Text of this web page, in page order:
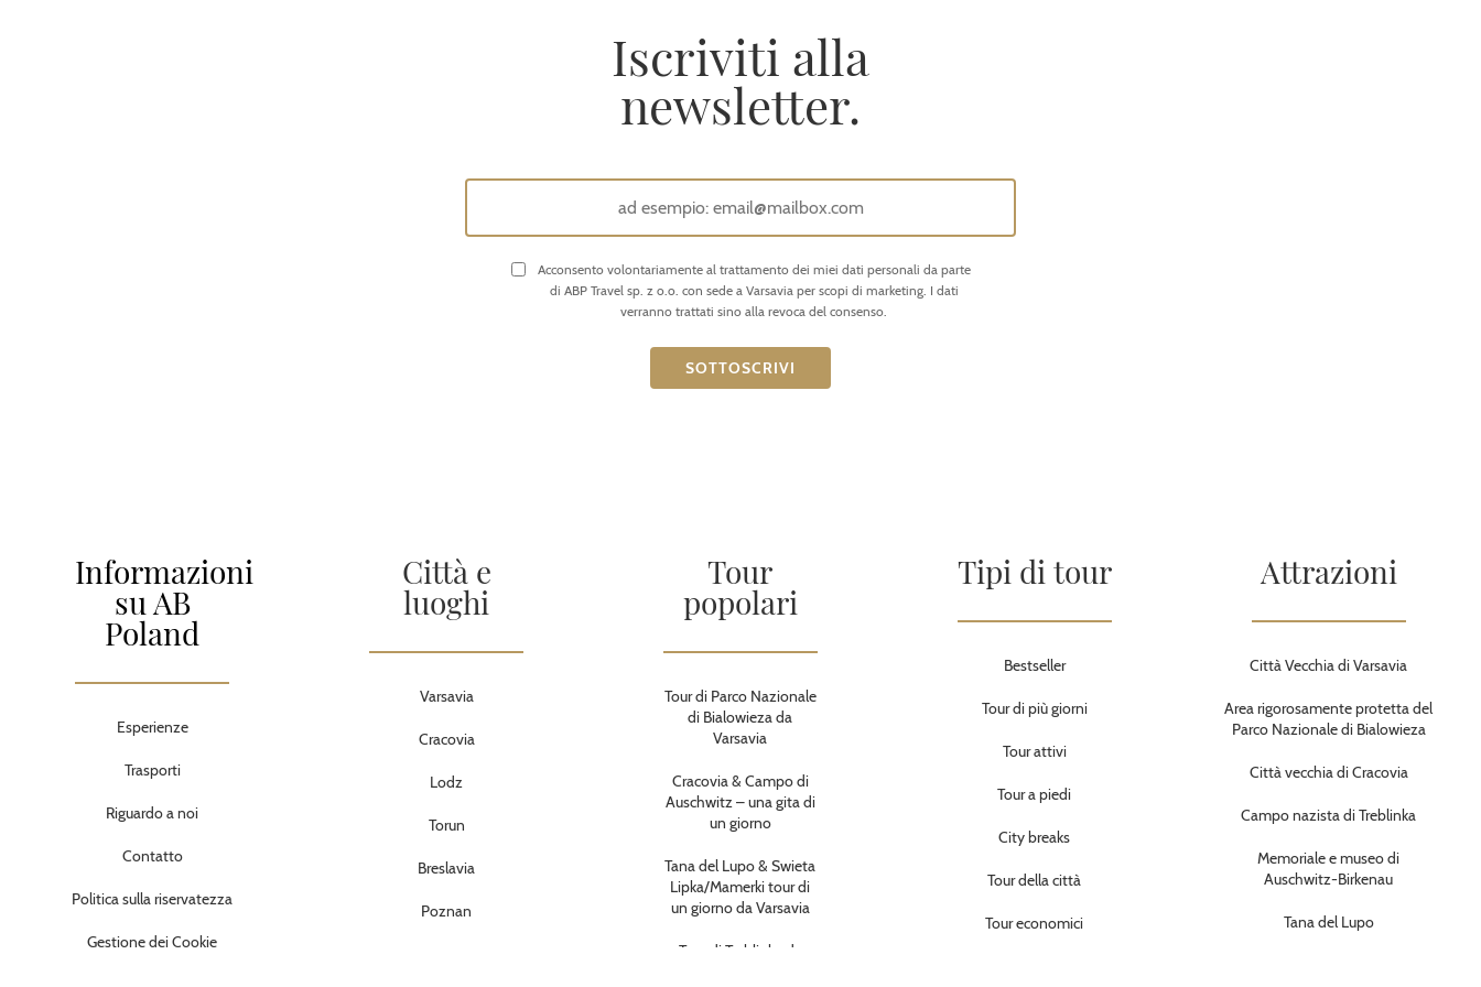
Iscriviti alla
newsletter.
Acconsento volontariamente al trattamento dei miei dati personali da parte
di ABP Travel sp. z o.o. con sede a Varsavia per scopi di marketing. I dati
verranno trattati sino alla revoca del consenso.
Informazioni
su AB
Poland
Esperienze
Trasporti
Riguardo a noi
Contatto
Politica sulla riservatezza
Gestione dei Cookie
Città e
luoghi
Varsavia
Cracovia
Lodz
Torun
Breslavia
Poznan
Tour
popolari
Tour di Parco Nazionale
di Bialowieza da
Varsavia
Cracovia & Campo di
Auschwitz – una gita di
un giorno
Tana del Lupo & Swieta
Lipka/Mamerki tour di
un giorno da Varsavia
Tour di Treblinka da
Tipi di tour
Bestseller
Tour di più giorni
Tour attivi
Tour a piedi
City breaks
Tour della città
Tour economici
Attrazioni
Città Vecchia di Varsavia
Area rigorosamente protetta del
Parco Nazionale di Bialowieza
Città vecchia di Cracovia
Campo nazista di Treblinka
Memoriale e museo di
Auschwitz-Birkenau
Tana del Lupo